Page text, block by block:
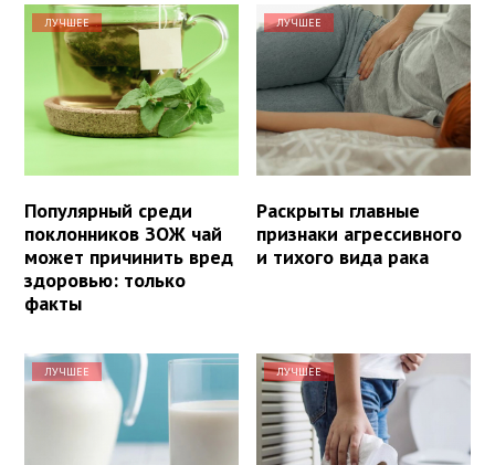
ЛУЧШЕЕ
Популярный среди
поклонников ЗОЖ чай
может причинить вред
здоровью: только
факты
ЛУЧШЕЕ
Раскрыты главные
признаки агрессивного
и тихого вида рака
ЛУЧШЕЕ ЛУЧШЕЕ